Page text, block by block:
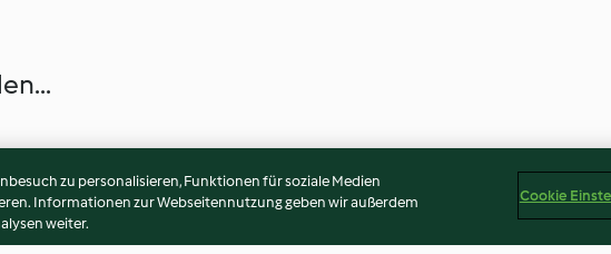
zu personalisieren, Funktionen für soziale Medien
Informationen zur Webseitennutzung geben wir außerdem
weiter.
Cookie